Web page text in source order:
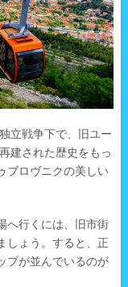
立戦争下で、旧ユー
建された歴史をもっ
ブロヴニクの美しい
へ行くには、旧市街
しょう。すると、正
プが並んでいるのが